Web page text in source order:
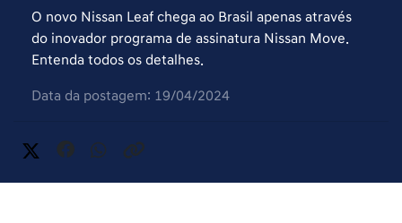
O novo Nissan Leaf chega ao Brasil apenas através
do inovador programa de assinatura Nissan Move.
Entenda todos os detalhes.
Data da postagem: 19/04/2024